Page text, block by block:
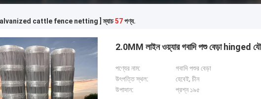
galvanized cattle fence netting ] ম্যাচ57পণ্য.
2.0MM লাইন ওয়্যার গবাদি পশু বেড়া hinged
পণ্যের নাম:
গবাদি পশুর বেড়া
উৎপত্তি স্থল:
হেবেই, চীন
উপাদান:
প্রশ্ন ১৯৫